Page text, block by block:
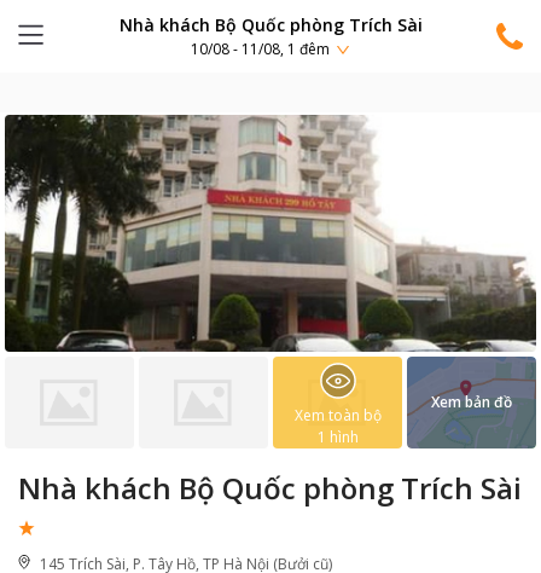
Nhà khách Bộ Quốc phòng Trích Sài
10/08 - 11/08, 1 đêm
Nhà khách Bộ Quốc phòng Trích Sài
145 Trích Sài, P. Tây Hồ, TP Hà Nội (Bưởi cũ)
Xem toàn bộ
1 hình
Xem bản đồ